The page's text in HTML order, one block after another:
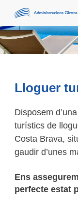
Lloguer
Disposem
turístics de
Costa Brava,
gaudir d’unes
Ens
perfecte estat